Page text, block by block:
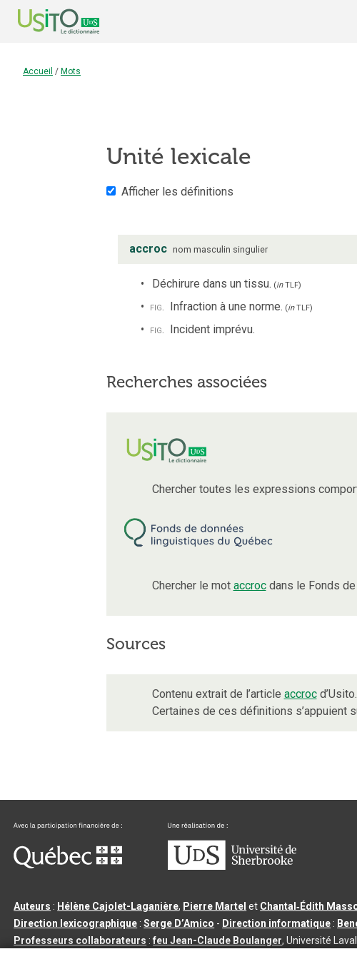
Accueil / Mots
Unité lexicale
Afficher les définitions
accroc nom masculin singulier
Déchirure dans un tissu. (inTLF)
fig. Infraction à une norme. (inTLF)
fig. Incident imprévu.
Recherches associées
Chercher toutes les expressions
Chercher le mot accrocdans le Fonds
Sources
Contenu extrait de l’article accrocd’Usito.
Certaines de ces définitions s’appuient
Auteurs : Hélène Cajolet-Laganière, Pierre Martel et Chantal‑Édith
Direction lexicographique :Serge D’Amico - Direction informatique :
Professeurs collaborateurs :feu Jean-Claude Boulanger, Université